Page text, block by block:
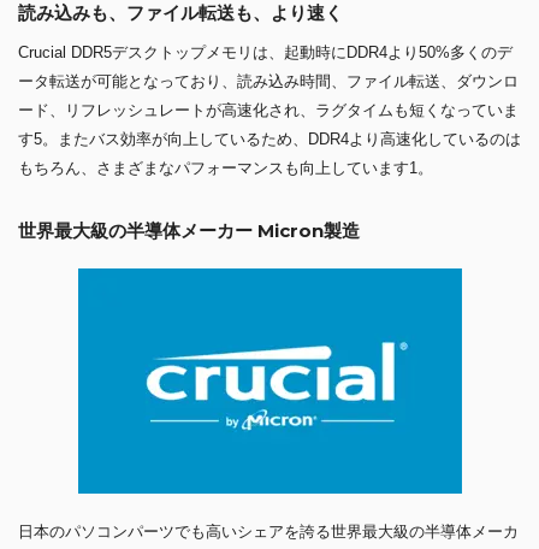
読み込みも、ファイル転送も、より速く
Crucial DDR5デスクトップメモリは、起動時にDDR4より50%多くのデ
ータ転送が可能となっており、読み込み時間、ファイル転送、ダウンロ
ード、リフレッシュレートが高速化され、ラグタイムも短くなっていま
す5。またバス効率が向上しているため、DDR4より高速化しているのは
もちろん、さまざまなパフォーマンスも向上しています1。
世界最大級の半導体メーカー Micron製造
日本のパソコンパーツでも高いシェアを誇る世界最大級の半導体メーカ